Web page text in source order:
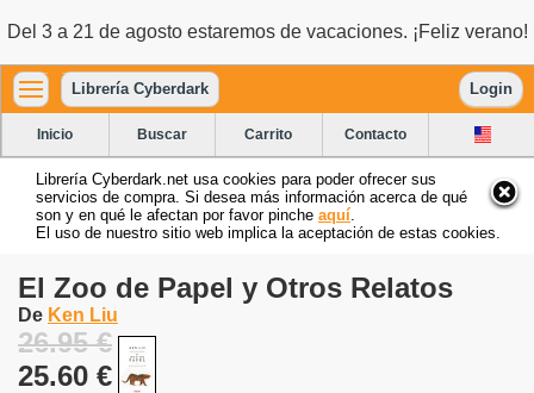
Del 3 a 21 de agosto estaremos de vacaciones. ¡Feliz verano!
Librería Cyberdark Login
Inicio Buscar Carrito Contacto
Librería Cyberdark.net usa cookies para poder ofrecer sus
servicios de compra. Si desea más información acerca de qué
son y en qué le afectan por favor pinche aquí
El uso de nuestro sitio web implica la aceptación de estas cookies.
El Zoo de Papel y Otros Relatos
De Ken Liu
26.95 €
25.60 €